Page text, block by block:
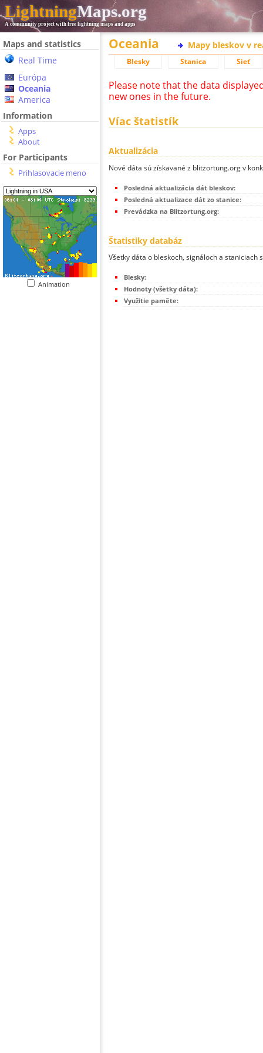
LightningMaps.org
A community project with free lightning maps and apps
Maps and statistics
Real Time
Európa
Oceania
America
Information
Apps
About
For Participants
Prihlasovacie meno
Animation
Oceania Mapy bleskov v
Blesky Stanica Sieť
Please note that the data
new ones in the future.
Víac štatistík
Aktualizácia
Nové dáta sú získavané z blitzortung.org v
Posledná aktualizácia dát bleskov:
Posledná aktualizace dát zo stanice:
Prevádzka na Blitzortung.org:
Štatistiky databáz
Všetky dáta o bleskoch, signáloch a
Blesky:
Hodnoty (všetky dáta):
Využitie paměte: